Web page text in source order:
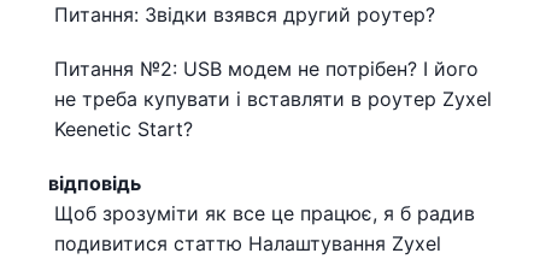
Питання: Звідки взявся другий роутер?
Питання №2: USB модем не потрібен? І його
не треба купувати і вставляти в роутер Zyxel
Keenetic Start?
відповідь
Щоб зрозуміти як все це працює, я б радив
подивитися статтю Налаштування Zyxel